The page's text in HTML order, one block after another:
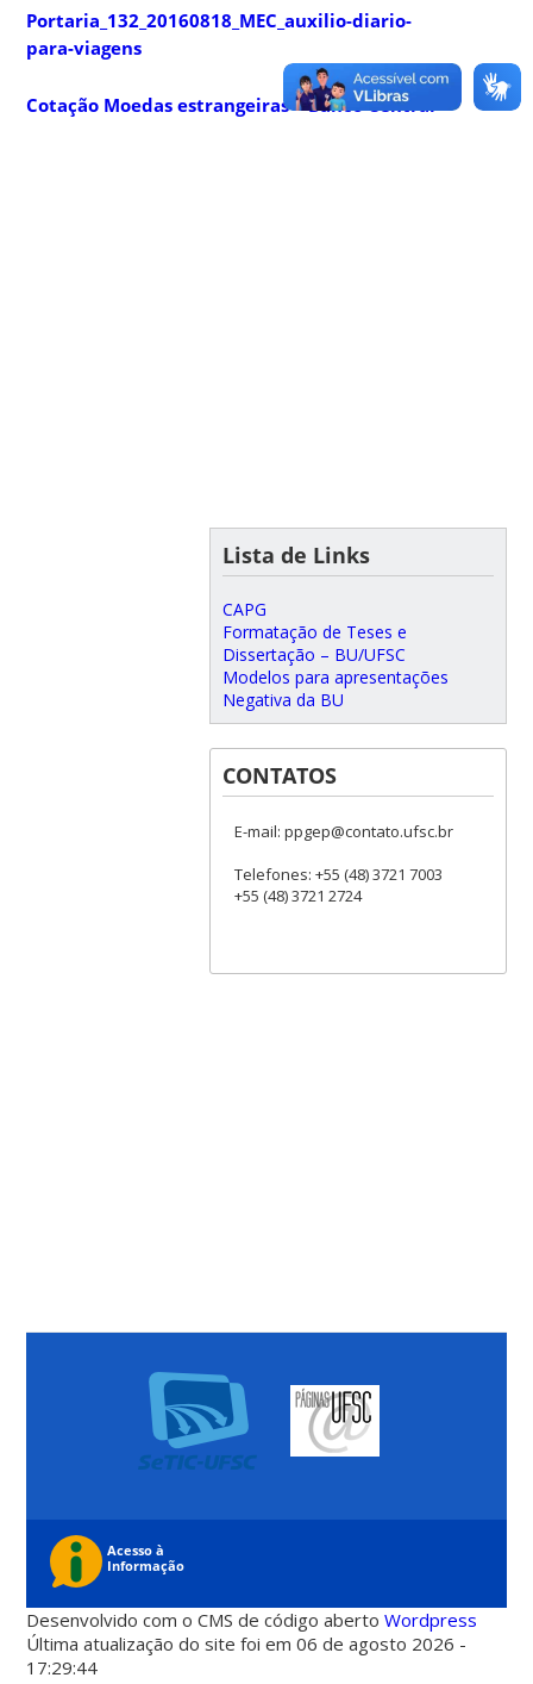
Portaria_132_20160818_MEC_auxilio-diario-
para-viagens
Cotação Moedas estrangeiras – Banco Central
Lista de Links
CAPG
Formatação de Teses e
Dissertação – BU/UFSC
Modelos para apresentações
Negativa da BU
CONTATOS
E-mail: ppgep@contato.ufsc.br
Telefones: +55 (48) 3721 7003
+55 (48) 3721 2724
Desenvolvido com o CMS de código abertoWordpress
Última atualização do site foi em 06 de agosto 2026 -
17:29:44